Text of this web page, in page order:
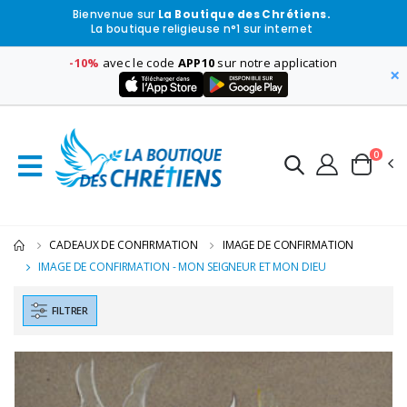
Bienvenue sur La Boutique des Chrétiens.
La boutique religieuse n°1 sur internet
-10% avec le code APP10 sur notre application
×
0
CADEAUX DE CONFIRMATION
IMAGE DE CONFIRMATION
IMAGE DE CONFIRMATION - MON SEIGNEUR ET MON DIEU
FILTRER